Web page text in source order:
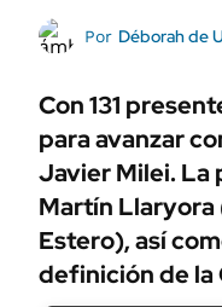
Mercados
ÁMBITO DEBATE
MEDIAKIT AMBITO
Por Déborah de
Con 131
para avanzar
Javier Milei. La
Martín Llaryora
Estero), así
definición de la